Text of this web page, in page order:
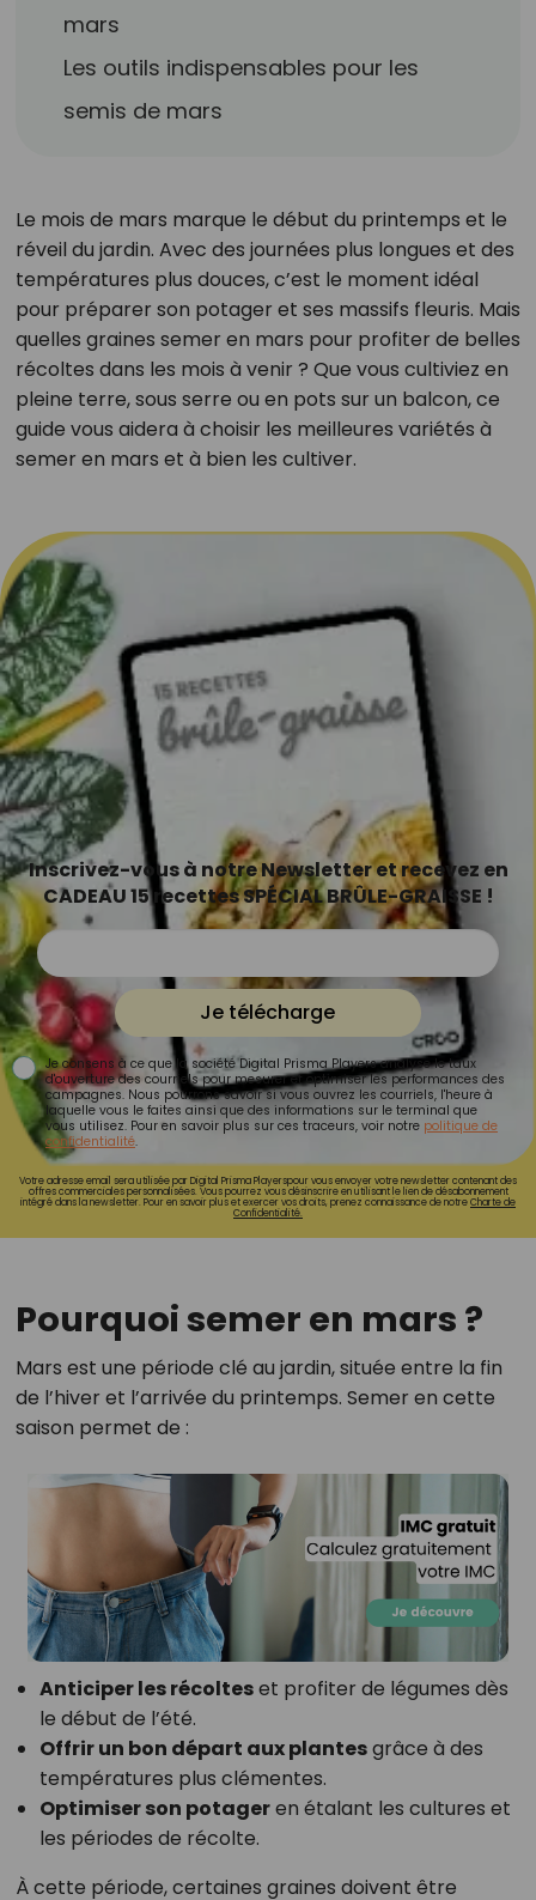
mars
Les outils indispensables pour les
semis de mars
Le mois de mars marque le début du printemps et le
réveil du jardin. Avec des journées plus longues et des
températures plus douces, c’est le moment idéal
pour préparer son potager et ses massifs fleuris. Mais
quelles graines semer en mars pour profiter de belles
récoltes dans les mois à venir ? Que vous cultiviez en
pleine terre, sous serre ou en pots sur un balcon, ce
guide vous aidera à choisir les meilleures variétés à
semer en mars et à bien les cultiver.
Inscrivez-vous à notre Newsletter et recevez en
CADEAU 15 recettes SPÉCIAL BRÛLE-GRAISSE !
Je télécharge
Je consens à ce que la société Digital Prisma Players analyse le taux
d'ouverture des courriels pour mesurer et optimiser les performances des
campagnes. Nous pourrons savoir si vous ouvrez les courriels, l'heure à
laquelle vous le faites ainsi que des informations sur le terminal que
vous utilisez. Pour en savoir plus sur ces traceurs, voir notre politique de
confidentialité.
Votre adresse email sera utilisée par Digital Prisma Playerspour vous envoyer votre newsletter contenant des
offres commerciales personnalisées. Vous pourrez vous désinscrire en utilisant le lien de désabonnement
intégré dans la newsletter. Pour en savoir plus et exercer vos droits, prenez connaissance de notreCharte de
Confidentialité.
Pourquoi semer en mars ?
Mars est une période clé au jardin, située entre la fin
de l’hiver et l’arrivée du printemps. Semer en cette
saison permet de :
Anticiper les récolteset profiter de légumes dès
le début de l’été.
Offrir un bon départ aux plantesgrâce à des
températures plus clémentes.
Optimiser son potageren étalant les cultures et
les périodes de récolte.
À cette période, certaines graines doivent être